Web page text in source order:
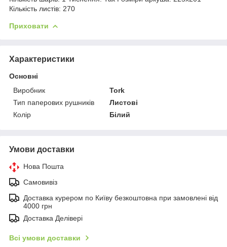
Кількість листів: 270
Приховати
Характеристики
Основні
Виробник
Tork
Тип паперових рушників
Листові
Колір
Білий
Умови доставки
Нова Пошта
Самовивіз
Доставка курером по Київу безкоштовна при замовлені від
4000 грн
Доставка Делівері
Всі умови доставки